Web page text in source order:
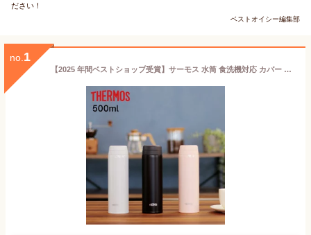
ださい！
ベストオイシー編集部
no. 1
【2025 年間ベストショップ受賞】サーモス 水筒 食洗機対応 カバー ポーチ プレゼント JOR-500 500ml 保温 保冷 ケータイマグ スポーツドリンク対応 真空断熱 ケータイマグ Thermos